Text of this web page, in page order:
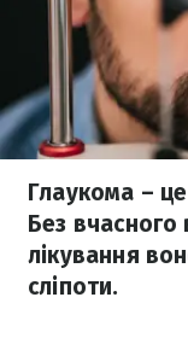
Глаукома –
Без вчасного
лікування
сліпоти.